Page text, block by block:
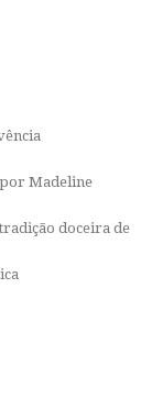
Madeline
doceira de